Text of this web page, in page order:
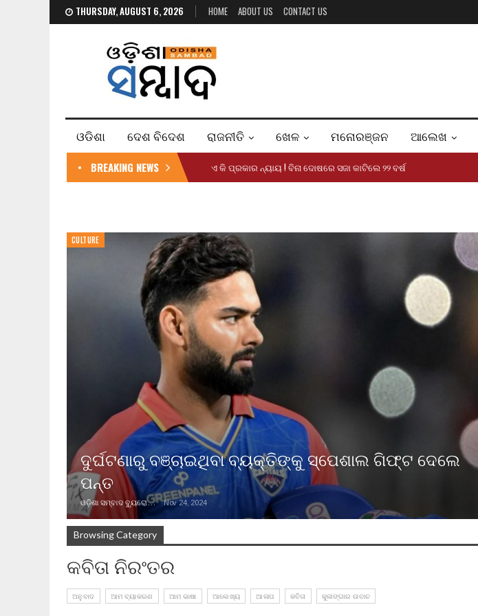
THURSDAY, AUGUST 6, 2026 HOME ABOUT US CONTACT US
ଓଡିଶା ଦେଶ ବିଦେଶ ରାଜନୀତି ଖେଳ ମନୋରଞ୍ଜନ ଆଲେଖ
BREAKING NEWS ଏ କି ପ୍ରକାର ନ୍ୟାୟ ! ବିନା ଦୋଷରେ ସଜା କାଟିଲେ ୨୨ ବର୍ଷ
CULTURE
ଦୁର୍ଘଟଣାରୁ ବଞ୍ଚାଇଥିବା ବ୍ୟକ୍ତିଙ୍କୁ ସ୍ପେଶାଲ ଗିଫ୍ଟ ଦେଲେ
ପନ୍ତ
ଓଡ଼ିଶା ସମ୍ବାଦ ବ୍ୟୁରୋ Nov 24, 2024
Browsing Category
କବିତା ନିରଂତର
ଅନୁବାଦ ଆମ ବ୍ୟାକରଣ ଆମ ଭାଷା ଆଲେଖ୍ୟ ଆଳାପ କବିତା କୁଳାଙ୍ଗାର ଉବାଚ